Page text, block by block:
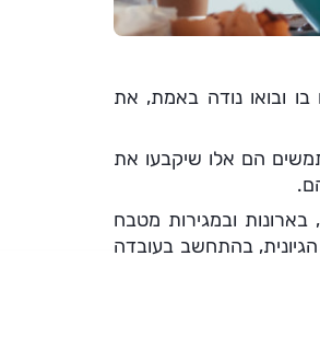
ובואו נודה באמת, את
הם אלו שיקבעו את
ובמגירות מטבח
הגיונית, בהתחשב בעובדה